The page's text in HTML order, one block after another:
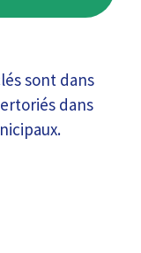
sont dans
dans